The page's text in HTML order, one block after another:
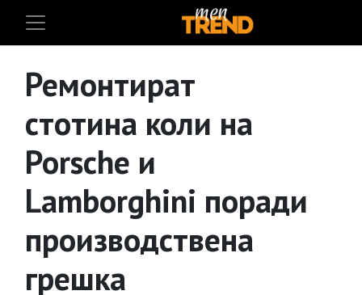
Ремонтират
стотина коли на
Porsche и
Lamborghini поради
производствена
грешка